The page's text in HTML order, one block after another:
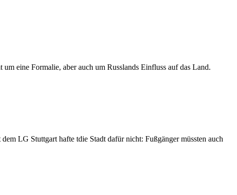
eine Formalie, aber auch um Russlands Einfluss auf das Land.
LG Stuttgart hafte tdie Stadt dafür nicht: Fußgänger müssten auch